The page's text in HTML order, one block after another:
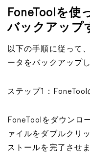
FoneToolを使
バックアップ
以下の手順に従って
ータをバックアップ
ステップ1：
FoneToolをダウンロ
ァイルをダブルクリ
ストールを完了させま